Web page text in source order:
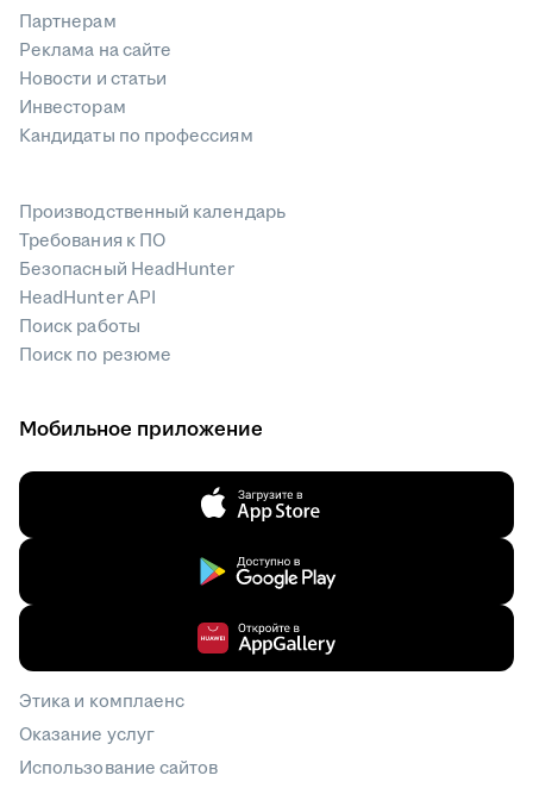
Партнерам
Реклама на сайте
Новости и статьи
Инвесторам
Кандидаты по профессиям
Производственный календарь
Требования к ПО
Безопасный HeadHunter
HeadHunter API
Поиск работы
Поиск по резюме
Мобильное приложение
Этика и комплаенс
Оказание услуг
Использование сайтов